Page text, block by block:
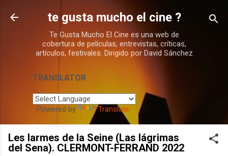
Ir al contenido principal
te gusta mucho el cine ?
Te Gusta Mucho El Cine es una web de
cobertura de películas, entrevistas, críticas,
artículos, festivales. Dirigido por David Sánchez
TRANSLATOR
Powered by Translate
Les larmes de la Seine (Las lágrimas
del Sena). CLERMONT-FERRAND 2022